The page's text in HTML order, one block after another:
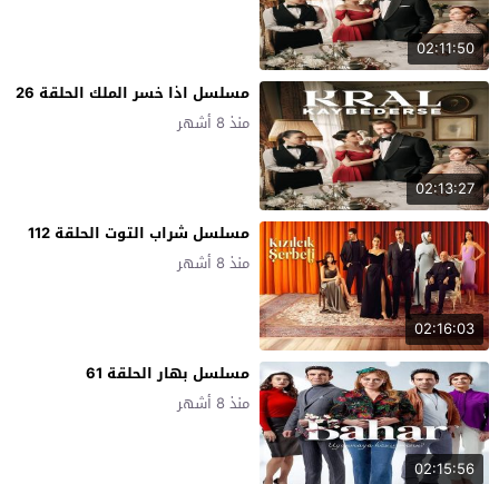
02:11:50
02:13:27
مسلسل اذا خسر الملك الحلقة 26
منذ 8 أشهر
02:16:03
مسلسل شراب التوت الحلقة 112
منذ 8 أشهر
02:15:56
مسلسل بهار الحلقة 61
منذ 8 أشهر